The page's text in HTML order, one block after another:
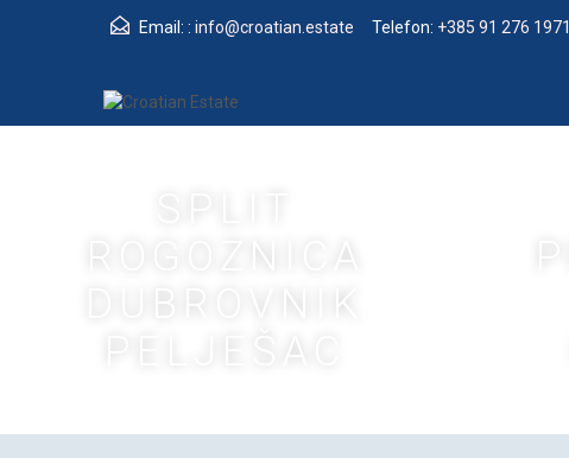
Email: : info@croatian.estate Telefon: +385 91 276 1971
DUBROVNIK